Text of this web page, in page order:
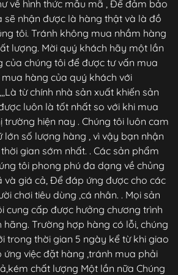
về hình thức mẫu mã , Để đảm bảo
sẽ nhận được là hàng thật và là đồ
tôi. Tránh không mua nhầm hàng
lượng. Mời quý khách hãy một lần
của chúng tôi để được tư vấn mua
mua hàng của quý khách với
từ chính nhà sản xuất khiến sản
luôn là tốt nhất so với khi mua
trường hiện nay . Chúng tôi luôn cam
lớn số lượng hàng , vì vậy bạn nhận
gian sớm nhất. . Các sản phẩm
tôi phong phú đa dạng về chủng
và giá cả, Để đáp ứng được cho các
chơi tiêu dùng ,cá nhân. . Mọi sản
cung cấp được hưởng chương trình
hãng. Trường hợp hàng có lỗi, chúng
trong thời gian 5 ngày kể từ khi giao
ứng việc đặt hàng ,tránh mua phải
chất lượng Một lần nữa Chúng